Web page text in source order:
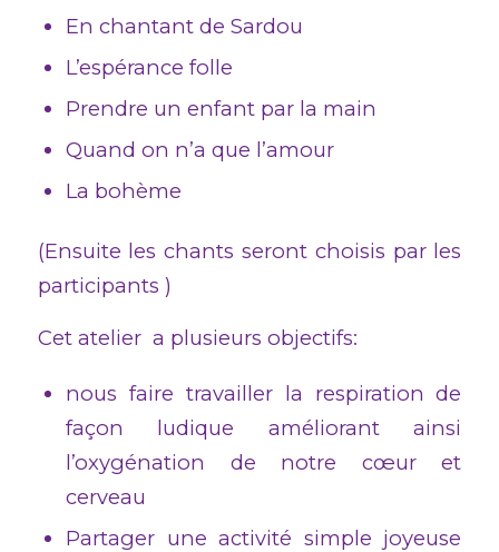
En chantant de Sardou
L’espérance folle
Prendre un enfant par la main
Quand on n’a que l’amour
La bohème
(Ensuite les chants seront choisis par les
participants )
Cet atelier a plusieurs objectifs:
nous faire travailler la respiration de
façon ludique améliorant ainsi
l’oxygénation de notre cœur et
cerveau
Partager une activité simple joyeuse